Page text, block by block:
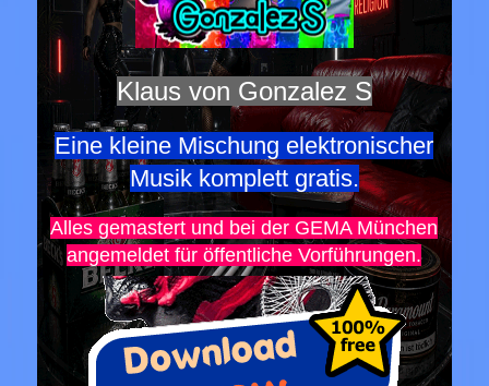
Klaus von Gonzalez S
Eine kleine Mischung elektronischer
Musik komplett gratis.
Alles gemastert und bei der GEMA München
angemeldet für öffentliche Vorführungen.